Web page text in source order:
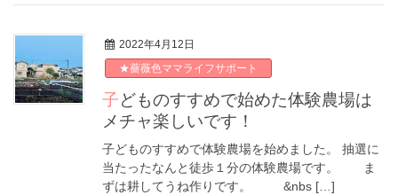
2022年4月12日
★薔薇色ママライフサポート
子どものすすめで始めた体験農場は
メチャ楽しいです！
子どものすすめで体験農場を始めました。 抽選に
当たったなんと徒歩１分の体験農場です。 ま
ずは耕してうね作りです。 &nbs […]